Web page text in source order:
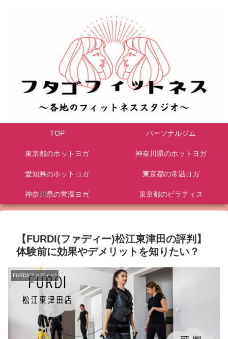
TOP パーソナルジム
東京都のホットヨガ 神奈川県のホットヨガ
愛知県のホットヨガ 東京都の常温ヨガ
神奈川県の常温ヨガ 東京都のピラティス
【FURDI(ファディー)松江東津田の評判】
体験前に効果やデメリットを知りたい？
FURDI(ファディー)